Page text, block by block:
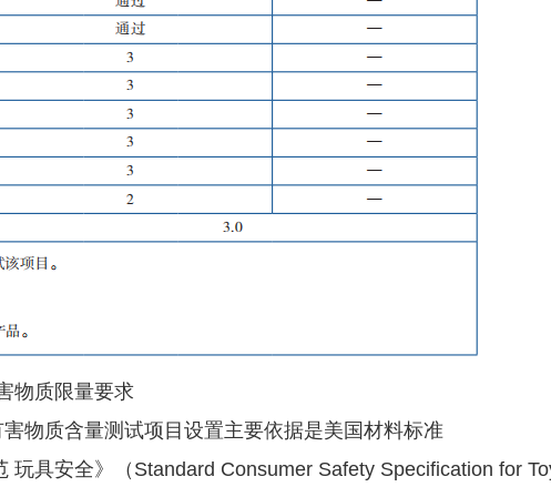
物质限量要求
物质含量测试项目设置主要依据是美国材料标准
玩具安全》（Standard Consumer Safety Specification for